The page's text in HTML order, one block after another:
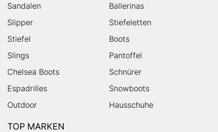
Sandalen
Ballerinas
Slipper
Stiefeletten
Stiefel
Boots
Slings
Pantoffel
Chelsea Boots
Schnürer
Espadrilles
Snowboots
Outdoor
Hausschuhe
TOP MARKEN